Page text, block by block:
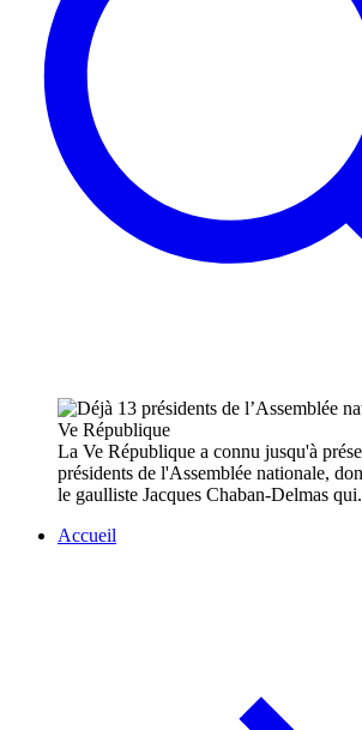
La Ve République a connu jusqu'à
présidents de l'Assemblée nationale,
le gaulliste Jacques Chaban-Delmas
Accueil